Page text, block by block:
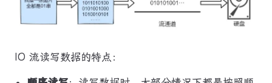
IO 流读写数据的特点：